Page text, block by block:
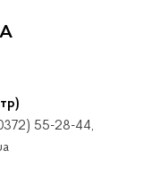
55-28-44,